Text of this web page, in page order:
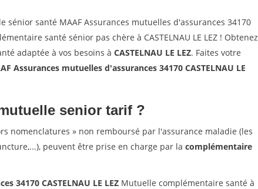
sénior santé MAAF Assurances mutuelles d'assurances 34170
santé sénior pas chère à CASTELNAU LE LEZ ! Obtenez
adaptée à vos besoins à CASTELNAU LE LEZ. Faites votre
Assurances mutuelles d'assurances 34170 CASTELNAU LE
senior tarif ?
nomenclatures » non remboursé par l'assurance maladie (les
peuvent être prise en charge par la complémentaire
34170 CASTELNAU LE LEZ Mutuelle complémentaire santé à